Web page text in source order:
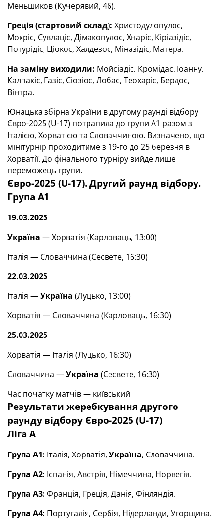
Меньшиков (Кучерявий, 46).
Греція (стартовий склад): Христодулопулос,
Мокріс, Сувлаціс, Дімакопулос, Хнаріс, Кіріазідіс,
Потурідіс, Ціокос, Халдезос, Міназідіс, Матера.
На заміну виходили: Мойсіадіс, Кромідас, Іоанну,
Калпакіс, Газіс, Сіозіос, Лобас, Теохаріс, Бердос,
Вінтра.
Юнацька збірна України в другому раунді відбору
Євро-2025 (U-17) потрапила до групи А1 разом з
Італією, Хорватією та Словаччиною. Визначено, що
мінітурнір проходитиме з 19-го до 25 березня в
Хорватії. До фінального турніру вийде лише
переможець групи.
Євро-2025 (U-17). Другий раунд відбору.
Група А1
19.03.2025
Україна — Хорватія (Карловаць, 13:00)
Італія — Словаччина (Сесвете, 16:30)
22.03.2025
Італія —Україна (Луцько, 13:00)
Хорватія — Словаччина (Карловаць, 16:30)
25.03.2025
Хорватія — Італія (Луцько, 16:30)
Словаччина —Україна (Сесвете, 16:30)
Час початку матчів — київський.
Результати жеребкування другого
раунду відбору Євро-2025 (U-17)
Ліга А
Група А1: Італія, Хорватія, Україна, Словаччина.
Група А2: Іспанія, Австрія, Німеччина, Норвегія.
Група А3: Франція, Греція, Данія, Фінляндія.
Група А4: Португалія, Сербія, Нідерланди, Угорщина.